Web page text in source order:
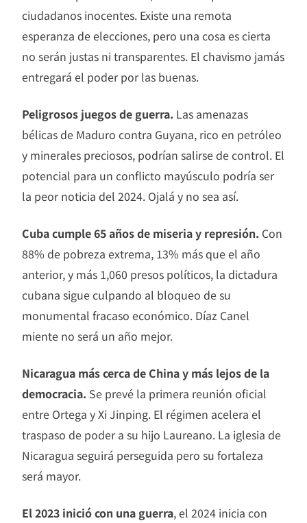
ciudadanos inocentes. Existe una remota
esperanza de elecciones, pero una cosa es cierta
no serán justas ni transparentes. El chavismo jamás
entregará el poder por las buenas.
Peligrosos juegos de guerra. Las amenazas
bélicas de Maduro contra Guyana, rico en petróleo
y minerales preciosos, podrían salirse de control. El
potencial para un conflicto mayúsculo podría ser
la peor noticia del 2024. Ojalá y no sea así.
Cuba cumple 65 años de miseria y represión. Con
88% de pobreza extrema, 13% más que el año
anterior, y más 1,060 presos políticos, la dictadura
cubana sigue culpando al bloqueo de su
monumental fracaso económico. Díaz Canel
miente no será un año mejor.
Nicaragua más cerca de China y más lejos de la
democracia. Se prevé la primera reunión oficial
entre Ortega y Xi Jinping. El régimen acelera el
traspaso de poder a su hijo Laureano. La iglesia de
Nicaragua seguirá perseguida pero su fortaleza
será mayor.
El 2023 inició con una guerra, el 2024 inicia con